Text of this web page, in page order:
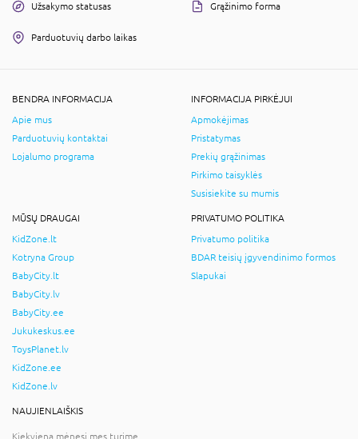
Užsakymo statusas Grąžinimo forma
Parduotuvių darbo laikas
BENDRA INFORMACIJA
Apie mus
Parduotuvių kontaktai
Lojalumo programa
INFORMACIJA PIRKĖJUI
Apmokėjimas
Pristatymas
Prekių grąžinimas
Pirkimo taisyklės
Susisiekite su mumis
MŪSŲ DRAUGAI
KidZone.lt
Kotryna Group
BabyCity.lt
BabyCity.lv
BabyCity.ee
Jukukeskus.ee
ToysPlanet.lv
KidZone.ee
KidZone.lv
PRIVATUMO POLITIKA
Privatumo politika
BDAR teisių įgyvendinimo formos
Slapukai
NAUJIENLAIŠKIS
Kiekvieną mėnesį mes turime